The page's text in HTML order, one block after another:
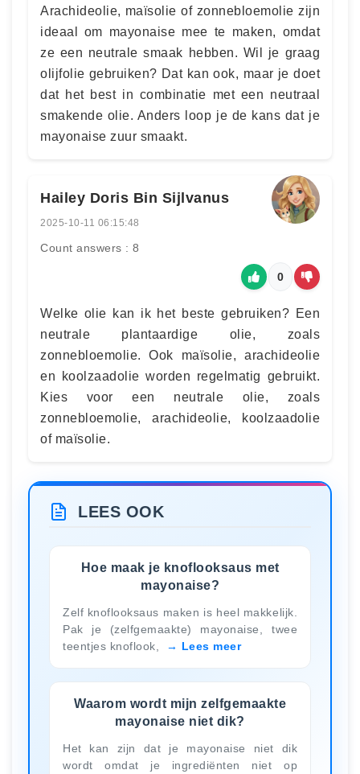
Arachideolie, maïsolie of zonnebloemolie zijn
ideaal om mayonaise mee te maken, omdat
ze een neutrale smaak hebben. Wil je graag
olijfolie gebruiken? Dat kan ook, maar je doet
dat het best in combinatie met een neutraal
smakende olie. Anders loop je de kans dat je
mayonaise zuur smaakt.
Hailey Doris Bin Sijlvanus
2025-10-11 06:15:48
Count answers : 8
0
Welke olie kan ik het beste gebruiken? Een
neutrale plantaardige olie, zoals
zonnebloemolie. Ook maïsolie, arachideolie
en koolzaadolie worden regelmatig gebruikt.
Kies voor een neutrale olie, zoals
zonnebloemolie, arachideolie, koolzaadolie
of maïsolie.
LEES OOK
Hoe maak je knoflooksaus met
mayonaise?
Zelf knoflooksaus maken is heel makkelijk.
Pak je (zelfgemaakte) mayonaise, twee
teentjes knoflook,
Lees meer
Waarom wordt mijn zelfgemaakte
mayonaise niet dik?
Het kan zijn dat je mayonaise niet dik
wordt omdat je ingrediënten niet op